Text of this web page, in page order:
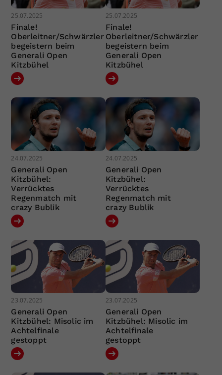
25.07.2025
Finale!
Oberleitner/Schwärzler
begeistern beim
Generali Open
Kitzbühel
25.07.2025
Finale!
Oberleitner/Schwärzler
begeistern beim
Generali Open
Kitzbühel
24.07.2025
Generali Open
Kitzbühel:
Verrücktes
Regenmatch mit
crazy Bublik
24.07.2025
Generali Open
Kitzbühel:
Verrücktes
Regenmatch mit
crazy Bublik
23.07.2025
Generali Open
Kitzbühel: Misolic im
Achtelfinale
gestoppt
23.07.2025
Generali Open
Kitzbühel: Misolic im
Achtelfinale
gestoppt